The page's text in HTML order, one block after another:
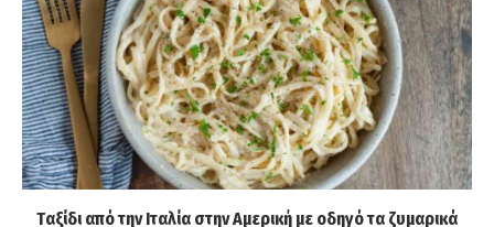
Tαξίδι από την Ιταλία στην Αμερική με οδηγό τα ζυμαρικά